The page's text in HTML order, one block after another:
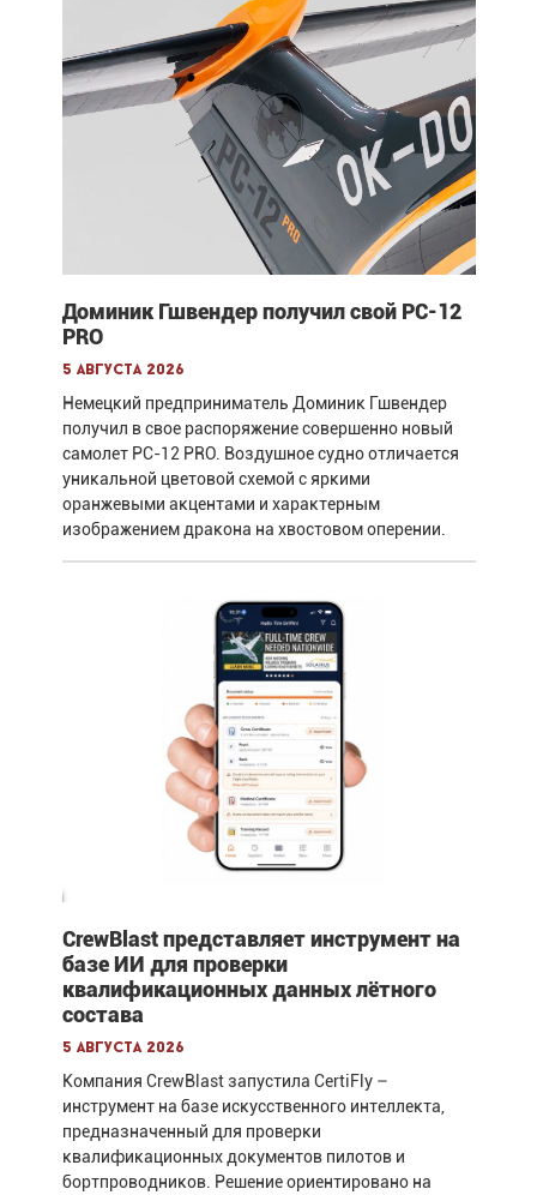
Доминик Гшвендер получил свой PC-12
PRO
5 августа 2026
Немецкий предприниматель Доминик Гшвендер
получил в свое распоряжение совершенно новый
самолет PC-12 PRO. Воздушное судно отличается
уникальной цветовой схемой с яркими
оранжевыми акцентами и характерным
изображением дракона на хвостовом оперении.
CrewBlast представляет инструмент на
базе ИИ для проверки
квалификационных данных лётного
состава
5 августа 2026
Компания CrewBlast запустила CertiFly –
инструмент на базе искусственного интеллекта,
предназначенный для проверки
квалификационных документов пилотов и
бортпроводников. Решение ориентировано на